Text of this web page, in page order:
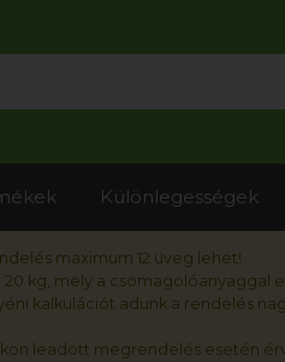
maximum 12 üveg lehet!
kg, mely a csomagolóanyaggal
kalkulációt adunk a rendelés
leadott megrendelés esetén
Különlegességek